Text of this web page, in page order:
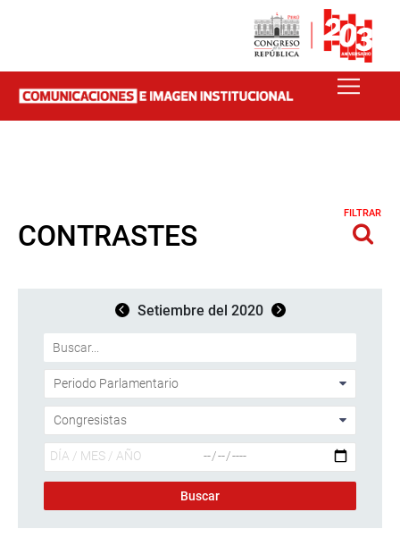
CONTRASTES
FILTRAR
Setiembre del 2020